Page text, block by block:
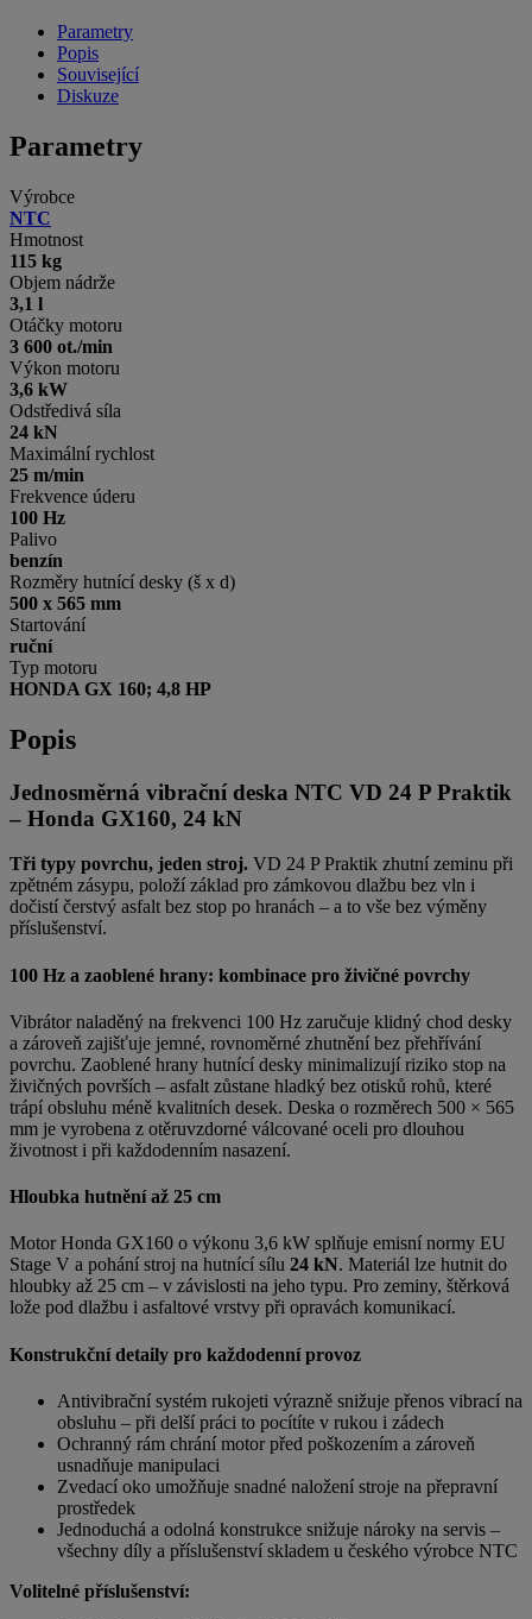
Parametry
Popis
Související
Diskuze
Parametry
Výrobce
NTC
Hmotnost
115 kg
Objem nádrže
3,1 l
Otáčky motoru
3 600 ot./min
Výkon motoru
3,6 kW
Odstředivá síla
24 kN
Maximální rychlost
25 m/min
Frekvence úderu
100 Hz
Palivo
benzín
Rozměry hutnící desky (š x d)
500 x 565 mm
Startování
ruční
Typ motoru
HONDA GX 160; 4,8 HP
Popis
Jednosměrná vibrační deska NTC VD 24 P Praktik
– Honda GX160, 24 kN
Tři typy povrchu, jeden stroj. VD 24 P Praktik zhutní zeminu při
zpětném zásypu, položí základ pro zámkovou dlažbu bez vln i
dočistí čerstvý asfalt bez stop po hranách – a to vše bez výměny
příslušenství.
100 Hz a zaoblené hrany: kombinace pro živičné povrchy
Vibrátor naladěný na frekvenci 100 Hz zaručuje klidný chod desky
a zároveň zajišťuje jemné, rovnoměrné zhutnění bez přehřívání
povrchu. Zaoblené hrany hutnící desky minimalizují riziko stop na
živičných površích – asfalt zůstane hladký bez otisků rohů, které
trápí obsluhu méně kvalitních desek. Deska o rozměrech 500 × 565
mm je vyrobena z otěruvzdorné válcované oceli pro dlouhou
životnost i při každodenním nasazení.
Hloubka hutnění až 25 cm
Motor Honda GX160 o výkonu 3,6 kW splňuje emisní normy EU
Stage V a pohání stroj na hutnící sílu 24 kN. Materiál lze hutnit do
hloubky až 25 cm – v závislosti na jeho typu. Pro zeminy, štěrková
lože pod dlažbu i asfaltové vrstvy při opravách komunikací.
Konstrukční detaily pro každodenní provoz
Antivibrační systém rukojeti výrazně snižuje přenos vibrací na
obsluhu – při delší práci to pocítíte v rukou i zádech
Ochranný rám chrání motor před poškozením a zároveň
usnadňuje manipulaci
Zvedací oko umožňuje snadné naložení stroje na přepravní
prostředek
Jednoduchá a odolná konstrukce snižuje nároky na servis –
všechny díly a příslušenství skladem u českého výrobce NTC
Volitelné příslušenství: